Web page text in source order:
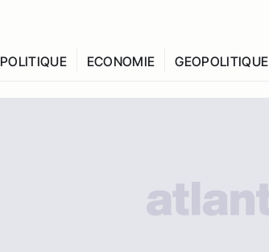
POLITIQUE ECONOMIE GEOPOLITIQUE